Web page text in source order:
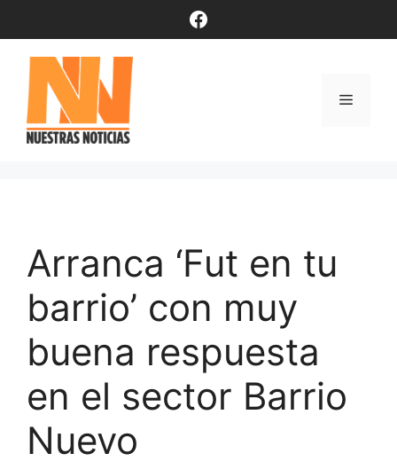
contenido
Facebook
Menú
Arranca ‘Fut en tu
barrio’ con muy
buena respuesta
en el sector Barrio
Nuevo